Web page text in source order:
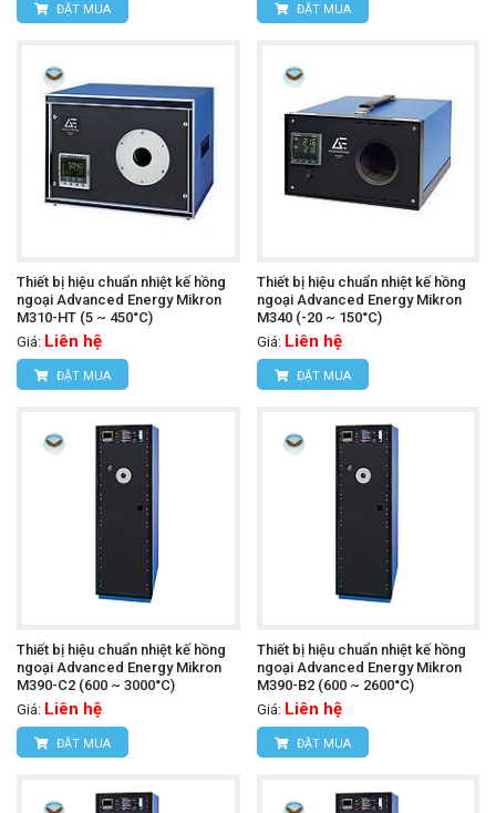
ĐẶT MUA ĐẶT MUA
Thiết bị hiệu chuẩn nhiệt kế hồng
ngoại Advanced Energy Mikron
M310-HT (5 ~ 450°C)
Giá: Liên hệ
ĐẶT MUA
Thiết bị hiệu chuẩn nhiệt kế hồng
ngoại Advanced Energy Mikron
M340 (-20 ~ 150°C)
Giá: Liên hệ
ĐẶT MUA
Thiết bị hiệu chuẩn nhiệt kế hồng
ngoại Advanced Energy Mikron
M390-C2 (600 ~ 3000°C)
Giá: Liên hệ
ĐẶT MUA
Thiết bị hiệu chuẩn nhiệt kế hồng
ngoại Advanced Energy Mikron
M390-B2 (600 ~ 2600°C)
Giá: Liên hệ
ĐẶT MUA